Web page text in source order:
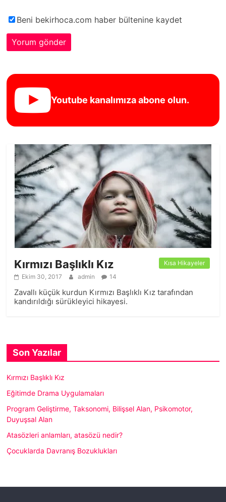
Beni bekirhoca.com haber bültenine kaydet
Youtube kanalımıza abone olun.
Kısa Hikayeler
Kırmızı Başlıklı Kız
Ekim 30, 2017 admin 14
Zavallı küçük kurdun Kırmızı Başlıklı Kız tarafından
kandırıldığı sürükleyici hikayesi.
Son Yazılar
Kırmızı Başlıklı Kız
Eğitimde Drama Uygulamaları
Program Geliştirme, Taksonomi, Bilişsel Alan, Psikomotor,
Duyuşsal Alan
Atasözleri anlamları, atasözü nedir?
Çocuklarda Davranış Bozuklukları